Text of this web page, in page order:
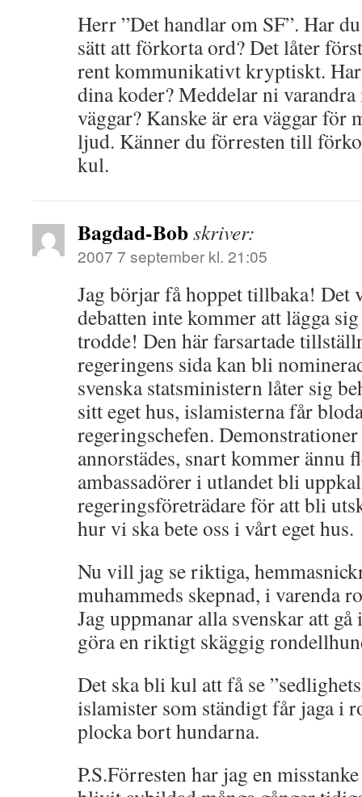
Herr ”Det handlar om SF”. Har
sätt att förkorta ord? Det låter
rent kommunikativt kryptiskt.
dina koder? Meddelar ni
väggar? Kanske är era väggar för
ljud. Känner du förresten till
kul.
Bagdad-Bobskriver:
2007 7 september kl. 21:05
Jag börjar få hoppet tillbaka! Det
debatten inte kommer att lägga
trodde! Den här farsartade
regeringens sida kan bli
svenska statsministern låter sig
sitt eget hus, islamisterna får
regeringschefen.
annorstädes, snart kommer ännu
ambassadörer i utlandet bli
regeringsföreträdare för att bli
hur vi ska bete oss i vårt eget hus.
Nu vill jag se riktiga,
muhammeds skepnad, i varenda
Jag uppmanar alla svenskar att
göra en riktigt skäggig
Det ska bli kul att få se
islamister som ständigt får jaga i
plocka bort hundarna.
P.S.Förresten har jag en